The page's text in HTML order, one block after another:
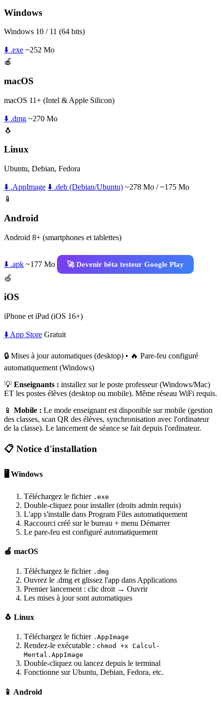
Windows
Windows 10 / 11 (64 bits)
⬇️ .exe ~252 Mo
🍎
macOS
macOS 11+ (Intel & Apple Silicon)
⬇️ .dmg ~270 Mo
🐧
Linux
Ubuntu, Debian, Fedora
⬇️ .AppImage ⬇️ .deb (Debian/Ubuntu) ~278 Mo / ~175 Mo
📱
Android
Android 8+ (smartphones et tablettes)
⬇️ .apk ~177 Mo
🚀 Devenir bêta testeur Google Play
🍏
iOS
iPhone et iPad (iOS 16+)
⬇️ App Store Gratuit
🔒 Mises à jour automatiques (desktop) • 🔥 Pare-feu configuré
automatiquement (Windows)
💡 Enseignants : installez sur le poste professeur (Windows/Mac)
ET les postes élèves (desktop ou mobile). Même réseau WiFi requis.
📱 Mobile : Le mode enseignant est disponible sur mobile (gestion
des classes, scan QR des élèves, synchronisation avec l'ordinateur
de la classe). Le lancement de séance se fait depuis l'ordinateur.
📋 Notice d'installation
🖥️ Windows
Téléchargez le fichier .exe
Double-cliquez pour installer (droits admin requis)
L'app s'installe dans Program Files automatiquement
Raccourci créé sur le bureau + menu Démarrer
Le pare-feu est configuré automatiquement
🍎 macOS
Téléchargez le fichier .dmg
Ouvrez le .dmg et glissez l'app dans Applications
Premier lancement : clic droit → Ouvrir
Les mises à jour sont automatiques
🐧 Linux
Téléchargez le fichier .AppImage
Rendez-le exécutable : chmod +x Calcul-
Mental.AppImage
Double-cliquez ou lancez depuis le terminal
Fonctionne sur Ubuntu, Debian, Fedora, etc.
📱 Android